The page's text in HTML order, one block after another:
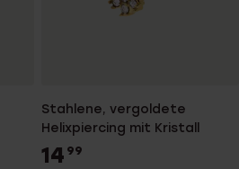
Stahlene, vergoldete
Helixpiercing mit Kristall
14 99